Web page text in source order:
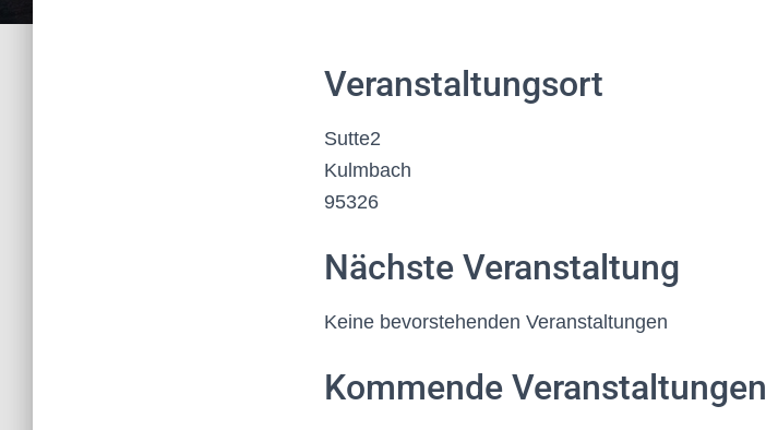
Veranstaltungsort
Sutte2
Kulmbach
95326
Nächste Veranstaltung
Keine bevorstehenden Veranstaltungen
Kommende Veranstaltungen